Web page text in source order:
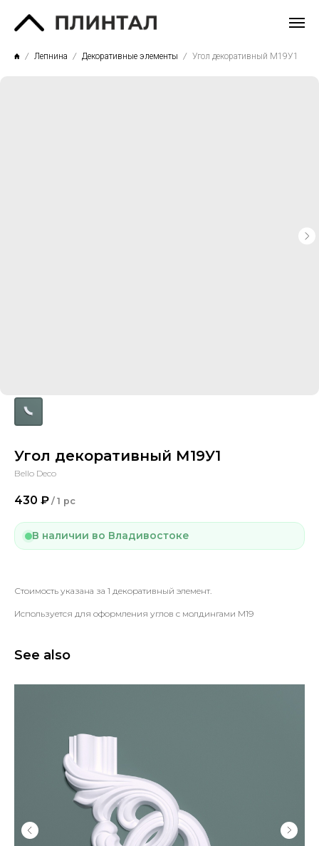
Лепнина Декоративные элементы Угол декоративный М19У1
Угол декоративный М19У1
Bello Deco
430 ₽ / 1 pc
В наличии во Владивостоке
Стоимость указана за 1 декоративный элемент.
Используется для оформления углов с молдингами М19
See also